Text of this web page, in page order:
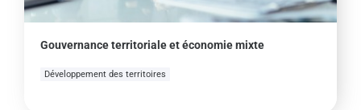
Gouvernance territoriale et économie mixte
Développement des territoires